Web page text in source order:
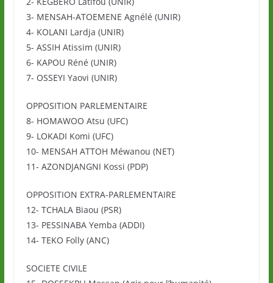
3- MENSAH-ATOEMENE Agnélé (UNIR)
4- KOLANI Lardja (UNIR)
5- ASSIH Atissim (UNIR)
6- KAPOU Réné (UNIR)
7- OSSEYI Yaovi (UNIR)
OPPOSITION PARLEMENTAIRE
8- HOMAWOO Atsu (UFC)
9- LOKADI Komi (UFC)
10- MENSAH ATTOH Méwanou (NET)
11- AZONDJANGNI Kossi (PDP)
OPPOSITION EXTRA-PARLEMENTAIRE
12- TCHALA Biaou (PSR)
13- PESSINABA Yemba (ADDI)
14- TEKO Folly (ANC)
SOCIETE CIVILE